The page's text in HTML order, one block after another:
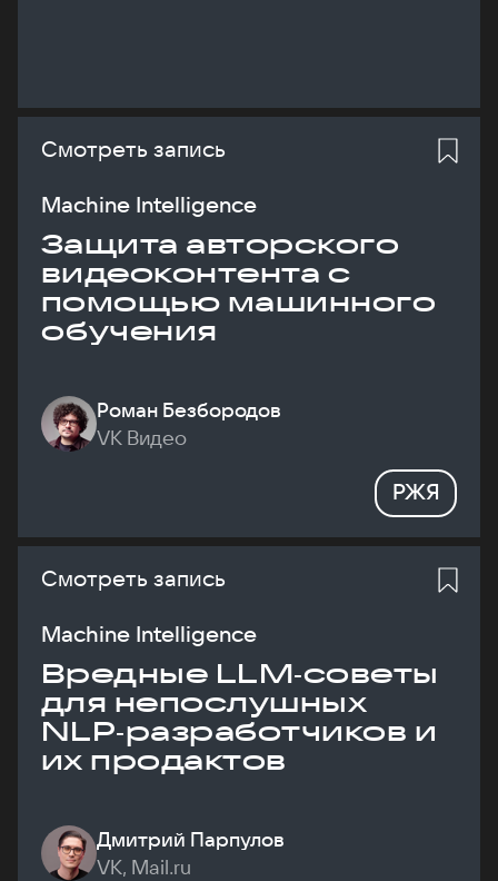
Смотреть запись
Machine Intelligence
Защита авторского
видеоконтента с
помощью машинного
обучения
Роман Безбородов
VK Видео
РЖЯ
Смотреть запись
Machine Intelligence
Вредные LLM‑советы
для непослушных
NLP‑разработчиков и
их продактов
Дмитрий Парпулов
VK, Mail.ru